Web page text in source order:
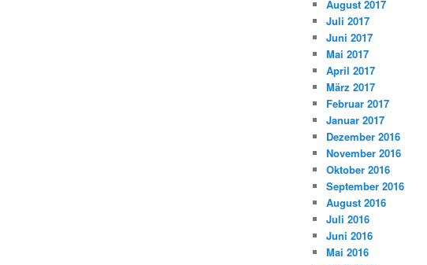
August 2017
Juli 2017
Juni 2017
Mai 2017
April 2017
März 2017
Februar 2017
Januar 2017
Dezember 2016
November 2016
Oktober 2016
September 2016
August 2016
Juli 2016
Juni 2016
Mai 2016